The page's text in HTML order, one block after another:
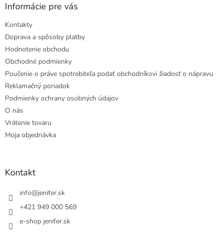
Informácie pre vás
Kontakty
Doprava a spôsoby platby
Hodnotenie obchodu
Obchodné podmienky
Poučenie o práve spotrebiteľa podať obchodníkovi žiadosť o nápravu
Reklamačný poriadok
Podmienky ochrany osobných údajov
O nás
Vrátenie tovaru
Moja objednávka
Kontakt
info@jenifer.sk
+421 949 000 569
e-shop jenifer.sk